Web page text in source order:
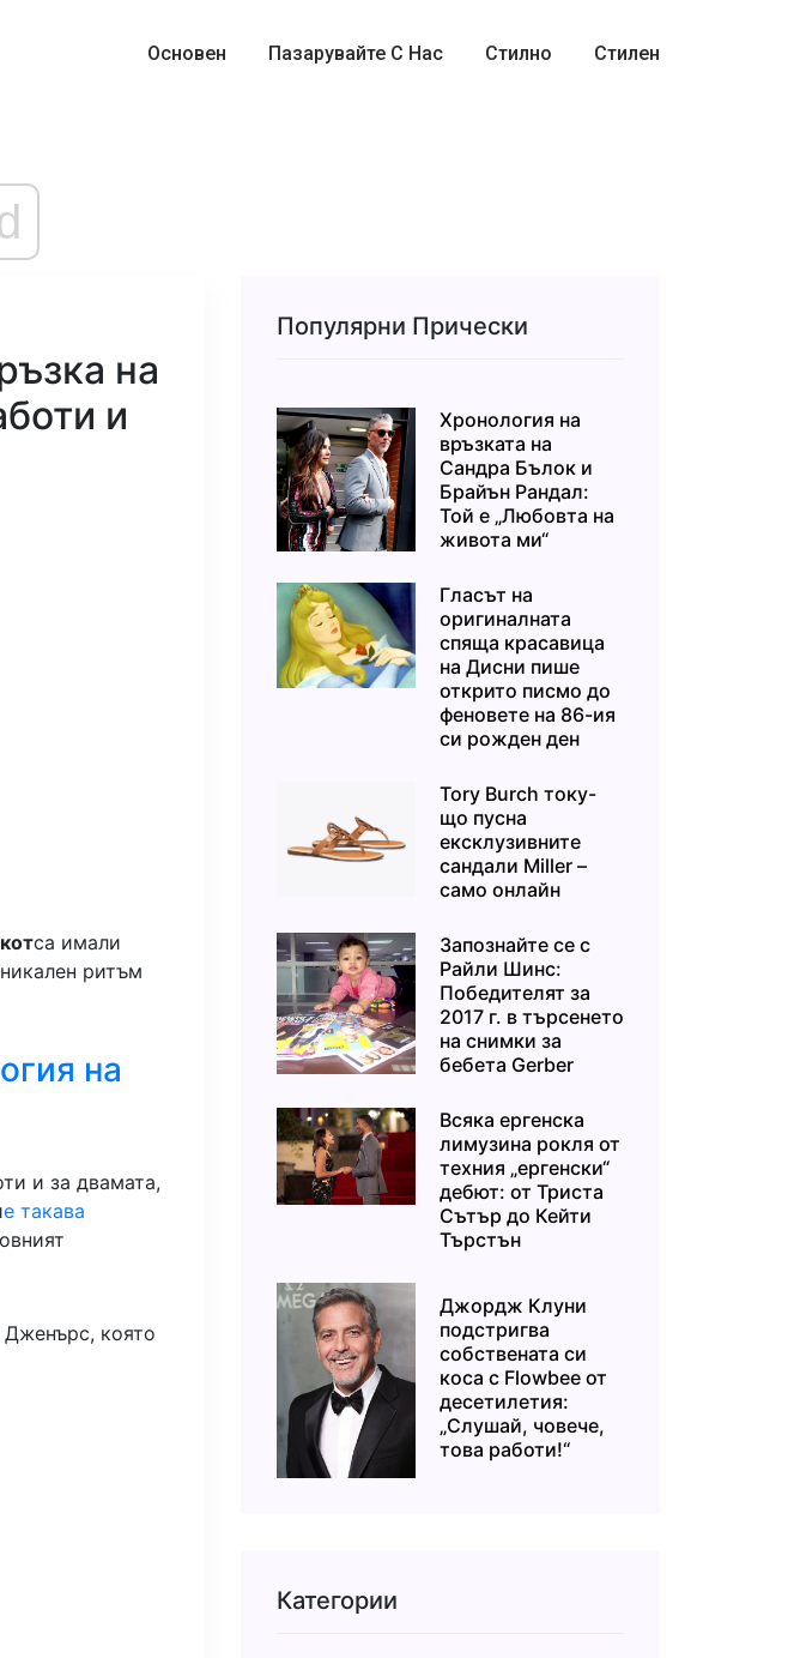
Основен Пазарувайте С Нас Стилно Стилен
на
и
са имали
ритъм
на
и за двамата,
е такава
Популярни Прически
Хронология на
връзката на
Сандра Бълок и
Брайън Рандал:
Той е „Любовта на
живота ми“
Гласът на
оригиналната
спяща красавица
на Дисни пише
открито писмо до
феновете на 86-ия
си рожден ден
Tory Burch току-
що пусна
ексклузивните
сандали Miller –
само онлайн
Запознайте се с
Райли Шинс:
Победителят за
2017 г. в търсенето
на снимки за
бебета Gerber
Всяка ергенска
лимузина рокля от
техния „ергенски“
дебют: от Триста
Сътър до Кейти
Търстън
Джордж Клуни
подстригва
собствената си
коса с Flowbee от
десетилетия:
„Слушай, човече,
това работи!“
Категории